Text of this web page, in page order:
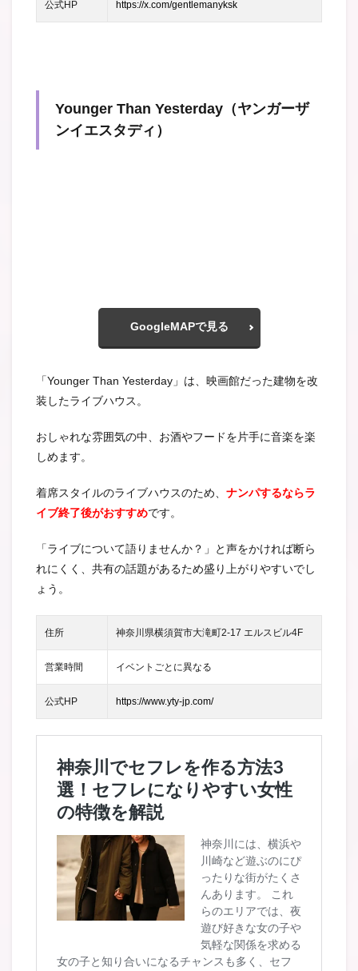
公式HP https://x.com/gentlemanyksk
Younger Than Yesterday（ヤンガーザ
ンイエスタディ）
GoogleMAPで見る
「Younger Than Yesterday」は、映画館だった建物を改
装したライブハウス。
おしゃれな雰囲気の中、お酒やフードを片手に音楽を楽
しめます。
着席スタイルのライブハウスのため、 ナンパするならラ
イブ終了後がおすすめです。
「ライブについて語りませんか？」と声をかければ断ら
れにくく、共有の話題があるため盛り上がりやすいでし
ょう。
住所 神奈川県横須賀市大滝町2-17 エルスビル4F
営業時間 イベントごとに異なる
公式HP https://www.yty-jp.com/